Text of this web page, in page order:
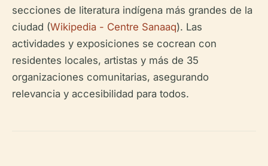
secciones de literatura indígena más grandes de la
ciudad (Wikipedia - Centre Sanaaq). Las
actividades y exposiciones se cocrean con
residentes locales, artistas y más de 35
organizaciones comunitarias, asegurando
relevancia y accesibilidad para todos.